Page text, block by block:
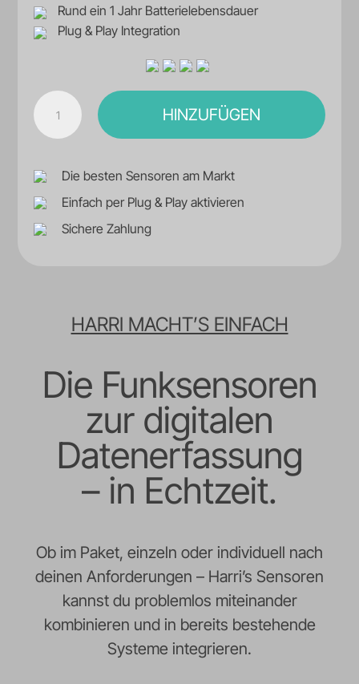
Rund ein 1 Jahr Batterielebensdauer
Plug & Play Integration
Personen-
Frequenz
Sensor
HINZUFÜGEN
A
t
r
n
Die besten Sensoren am Markt
Einfach per Plug & Play aktivieren
Sichere Zahlung
HARRI MACHT’S EINFACH
Die Funksensoren
zur digitalen
Datenerfassung
– in Echtzeit.
Ob im Paket, einzeln oder individuell nach
deinen Anforderungen – Harri’s Sensoren
kannst du problemlos miteinander
kombinieren und in bereits bestehende
Systeme integrieren.